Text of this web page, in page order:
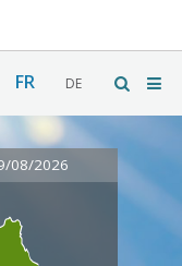
FR DE
08/2026